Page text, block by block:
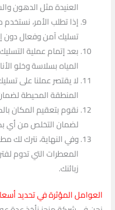
العنيدة مثل الدهون
إذا تطلب الأمر،
تسليك آمن وفعال دون
بعد إتمام عملية
المياه بسلاسة وخلو
لا يقتصر عملنا على
المنطقة المحيطة
نقوم بتعقيم المكان
لضمان التخلص من أي
وفي النهاية، نترك لك
المعطرات التي تدوم
زبائنك.
العوامل المؤثرة في تحديد